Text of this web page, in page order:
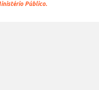
Público.